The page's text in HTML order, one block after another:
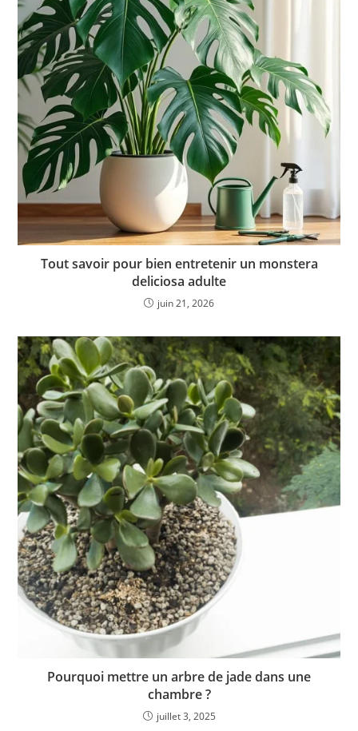
Tout savoir pour bien entretenir un monstera
deliciosa adulte
juin 21, 2026
Pourquoi mettre un arbre de jade dans une
chambre ?
juillet 3, 2025